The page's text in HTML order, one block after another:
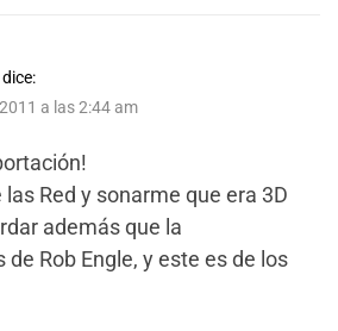
dice:
a las 2:44 am
Red y sonarme que era 3D
además que la
Rob Engle, y este es de los